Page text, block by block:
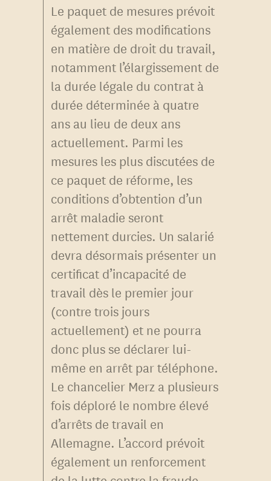
Le paquet de mesures prévoit
également des modifications
en matière de droit du travail,
notamment l’élargissement de
la durée légale du contrat à
durée déterminée à quatre
ans au lieu de deux ans
actuellement. Parmi les
mesures les plus discutées de
ce paquet de réforme, les
conditions d’obtention d’un
arrêt maladie seront
nettement durcies. Un salarié
devra désormais présenter un
certificat d’incapacité de
travail dès le premier jour
(contre trois jours
actuellement) et ne pourra
donc plus se déclarer lui-
même en arrêt par téléphone.
Le chancelier Merz a plusieurs
fois déploré le nombre élevé
d’arrêts de travail en
Allemagne. L’accord prévoit
également un renforcement